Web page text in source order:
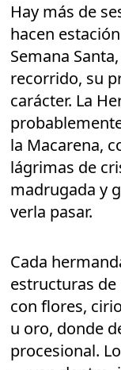
Hay más de
hacen
Semana
recorrido, su
carácter. La
la Macarena,
lágrimas de
madrugada y
verla pasar.
Cada
estructuras
con flores,
u oro, donde
procesional.